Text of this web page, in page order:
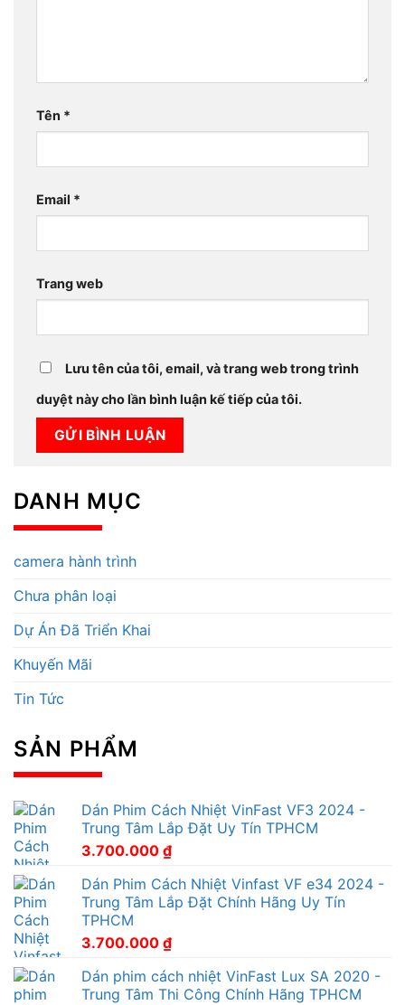
Tên *
Email *
Trang web
Lưu tên của tôi, email, và trang web trong trình
duyệt này cho lần bình luận kế tiếp của tôi.
DANH MỤC
camera hành trình
Chưa phân loại
Dự Án Đã Triển Khai
Khuyến Mãi
Tin Tức
SẢN PHẨM
Dán Phim Cách Nhiệt VinFast VF3 2024 -
Trung Tâm Lắp Đặt Uy Tín TPHCM
3.700.000 ₫
Dán Phim Cách Nhiệt Vinfast VF e34 2024 -
Trung Tâm Lắp Đặt Chính Hãng Uy Tín
TPHCM
3.700.000 ₫
Dán phim cách nhiệt VinFast Lux SA 2020 -
Trung Tâm Thi Công Chính Hãng TPHCM